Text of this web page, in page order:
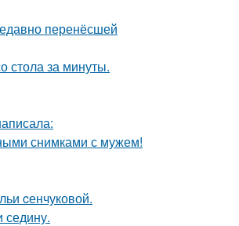
перенёсшей
стола за минуты.
снимками с мужем!
cенчуковой.
седину.